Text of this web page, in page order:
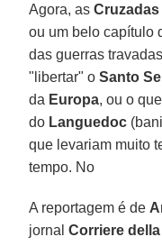
Agora, asCruzadas
ou um belo capítulo
das guerras
"libertar" oSanto
da Europa, ou o
do Languedoc
que levariam muito
tempo. No
A reportagem é de
jornalCorriere